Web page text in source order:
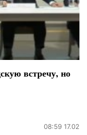
встречу, но
08:59 17.02